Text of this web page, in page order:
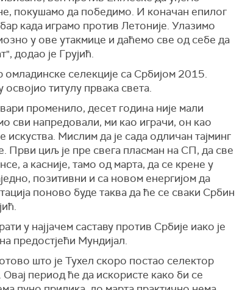
покушамо да победимо. И коначан епилог
када играмо против Летоније. Улазимо
у ове утакмице и даћемо све од себе да
додао је Грујић.
омладинске селекције са Србијом 2015.
титулу првака света.
променило, десет година није мали
сви напредовали, ми као играчи, он као
Мислим да је сада одличан тајминг
Први циљ је пре свега пласман на СП, да све
а касније, тамо од марта, да се крене у
позитивни и са новом енергијом да
поново буде таква да ће се сваки Србин
у најјачем саставу против Србије иако је
предостјећи Мундијал.
што је Тухел скоро постао селектор
Овај период ће да искористе како би се